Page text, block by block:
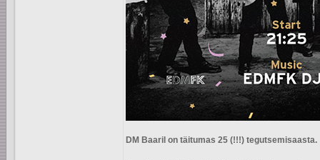
DM Baaril on täitumas 25 (!!!) tegutsemisaasta.